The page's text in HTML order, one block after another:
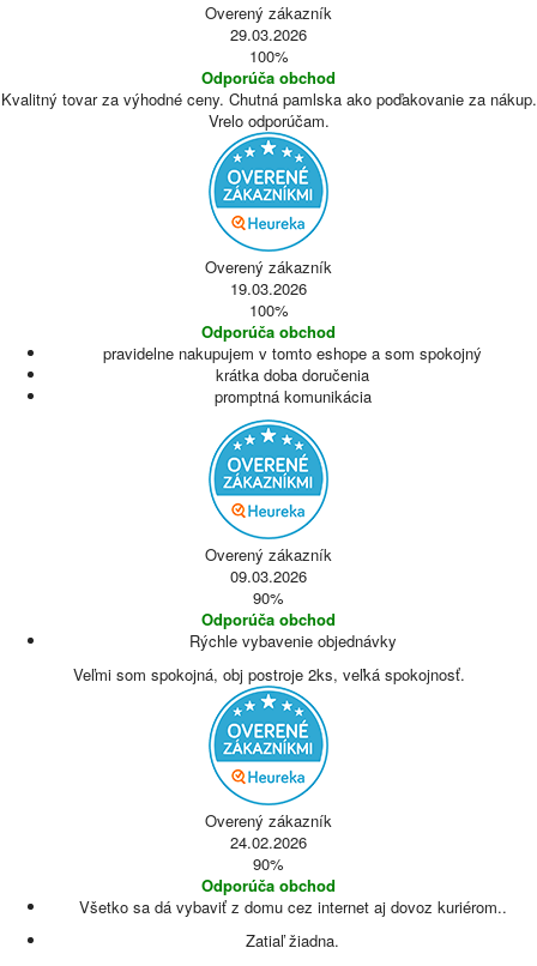
Overený zákazník
29.03.2026
100%
Odporúča obchod
Kvalitný tovar za výhodné ceny. Chutná pamlska ako poďakovanie za nákup.
Vrelo odporúčam.
Overený zákazník
19.03.2026
100%
Odporúča obchod
pravidelne nakupujem v tomto eshope a som spokojný
krátka doba doručenia
promptná komunikácia
Overený zákazník
09.03.2026
90%
Odporúča obchod
Rýchle vybavenie objednávky
Veľmi som spokojná, obj postroje 2ks, veľká spokojnosť.
Overený zákazník
24.02.2026
90%
Odporúča obchod
Všetko sa dá vybaviť z domu cez internet aj dovoz kuriérom..
Zatiaľ žiadna.